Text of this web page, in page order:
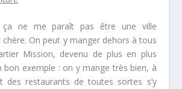
ne me paraît pas être une ville
On peut y manger dehors à tous
Mission, devenu de plus en plus
bon exemple : on y mange très bien, à
des restaurants de toutes sortes s’y